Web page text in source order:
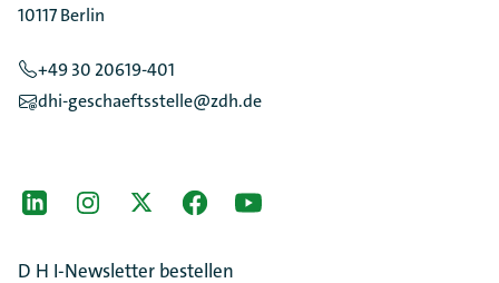
10117 Berlin
+49 30 20619-401
dhi-geschaeftsstelle@zdh.de
[Der ZDH in den Sozialen Netzwerken]
LinkedIninstagramTwitterFacebookYoutube
D H I-Newsletter bestellen